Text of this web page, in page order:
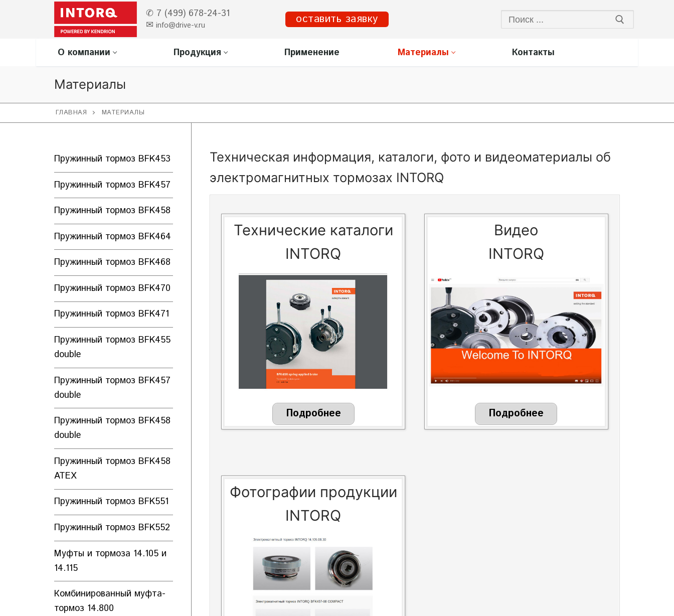
содержимому
✆ 7 (499) 678-24-31
✉ info@drive-v.ru оставить заявку Искать:
О компании Продукция Применение Материалы Контакты
Материалы
ГЛАВНАЯ МАТЕРИАЛЫ
Техническая информация, каталоги, фото и видеоматериалы об
электромагнитных тормозах INTORQ
Технические каталоги
INTORQ
Подробнее
Видео
INTORQ
Подробнее
Фотографии продукции
INTORQ
Пружинный тормоз BFK453
Пружинный тормоз BFK457
Пружинный тормоз BFK458
Пружинный тормоз BFK464
Пружинный тормоз BFK468
Пружинный тормоз BFK470
Пружинный тормоз BFK471
Пружинный тормоз BFK455
double
Пружинный тормоз BFK457
double
Пружинный тормоз BFK458
double
Пружинный тормоз BFK458
ATEX
Пружинный тормоз BFK551
Пружинный тормоз BFK552
Муфты и тормоза 14.105 и
14.115
Комбинированный муфта-
тормоз 14.800